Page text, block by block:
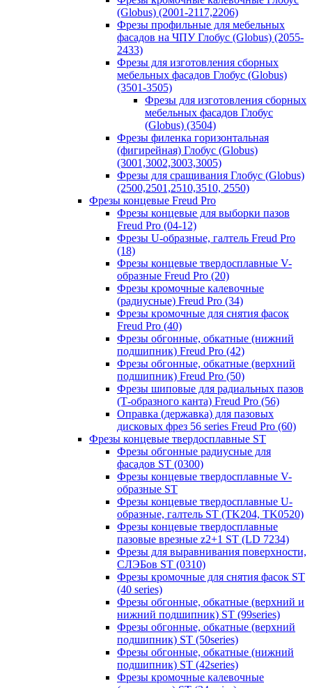
(Globus) (2001-2117,2206)
Фрезы профильные для мебельных
фасадов на ЧПУ Глобус (Globus) (2055-
2433)
Фрезы для изготовления сборных
мебельных фасадов Глобус (Globus)
(3501-3505)
Фрезы для изготовления сборных
мебельных фасадов Глобус
(Globus) (3504)
Фрезы филенка горизонтальная
(фигирейная) Глобус (Globus)
(3001,3002,3003,3005)
Фрезы для сращивания Глобус (Globus)
(2500,2501,2510,3510, 2550)
Фрезы концевые Freud Pro
Фрезы концевые для выборки пазов
Freud Pro (04-12)
Фрезы U-образные, галтель Freud Pro
(18)
Фрезы концевые твердосплавные V-
образные Freud Pro (20)
Фрезы кромочные калевочные
(радиусные) Freud Pro (34)
Фрезы кромочные для снятия фасок
Freud Pro (40)
Фрезы обгонные, обкатные (нижний
подшипник) Freud Pro (42)
Фрезы обгонные, обкатные (верхний
подшипник) Freud Pro (50)
Фрезы шиповые для радиальных пазов
(Т-образного канта) Freud Pro (56)
Оправка (державка) для пазовых
дисковых фрез 56 series Freud Pro (60)
Фрезы концевые твердосплавные ST
Фрезы обгонные радиусные для
фасадов ST (0300)
Фрезы концевые твердосплавные V-
образные ST
Фрезы концевые твердосплавные U-
образные, галтель ST (TK204, TK0520)
Фрезы концевые твердосплавные
пазовые врезные z2+1 ST (LD 7234)
Фрезы для выравнивания поверхности,
СЛЭБов ST (0310)
Фрезы кромочные для снятия фасок ST
(40 series)
Фрезы обгонные, обкатные (верхний и
нижний подшипник) ST (99series)
Фрезы обгонные, обкатные (верхний
подшипник) ST (50series)
Фрезы обгонные, обкатные (нижний
подшипник) ST (42series)
Фрезы кромочные калевочные